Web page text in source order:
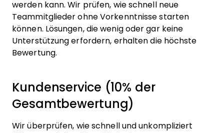
werden kann. Wir prüfen, wie schnell neue
Teammitglieder ohne Vorkenntnisse starten
können. Lösungen, die wenig oder gar keine
Unterstützung erfordern, erhalten die höchste
Bewertung.
Kundenservice (10% der
Gesamtbewertung)
Wir überprüfen, wie schnell und unkompliziert